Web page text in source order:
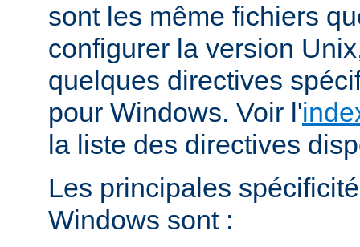
sont les même fichiers
configurer la version
quelques directives
pour Windows. Voir l'
la liste des directives
Les principales
Windows sont :